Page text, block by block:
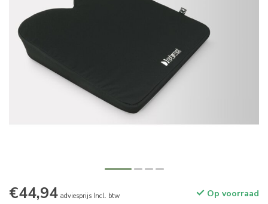
€44,94 adviesprijs Incl. btw Op voorraad